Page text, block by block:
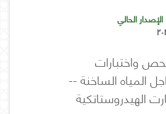
الإصدار الحالي
واختبارات
المياه الساخنة --
الهيدروستاتكية